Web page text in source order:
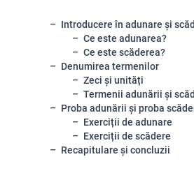
Introducere în adunare și
Ce este adunarea?
Ce este scăderea?
Denumirea termenilor
Zeci și unități
Termenii adunării și
Proba adunării și proba
Exerciții de adunare
Exerciții de scădere
Recapitulare și concluzii